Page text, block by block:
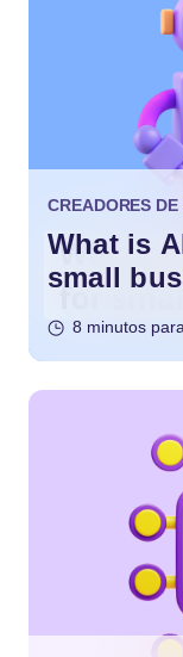
CREADORES
What is
small
8 minutos